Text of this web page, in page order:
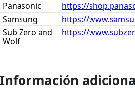
Panasonic
https://
Samsung
https://
Sub Zero and
Wolf
https://
Información